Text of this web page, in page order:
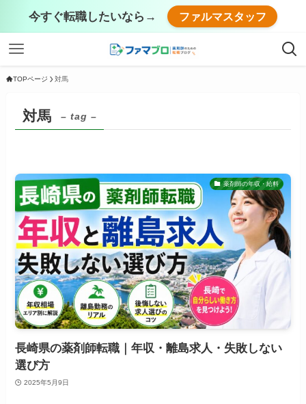
今すぐ転職したいなら→ ファルマスタッフ
TOPページ 対馬
対馬 – tag –
薬剤師の年収・給料
長崎県の薬剤師転職｜年収・離島求人・失敗しない
選び方
2025年5月9日